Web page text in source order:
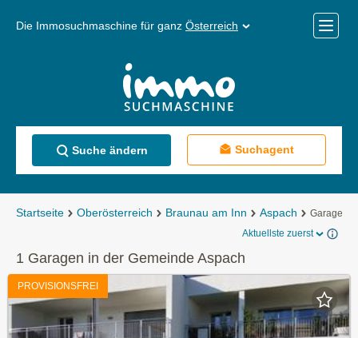
Die Immosuchmaschine für ganz Österreich
Menü
Suche ändern Suchagent
Startseite Oberösterreich Braunau am Inn Aspach
Garagen
Aktuellste zuerst
1 Garagen in der Gemeinde Aspach
PROVISIONSFREI